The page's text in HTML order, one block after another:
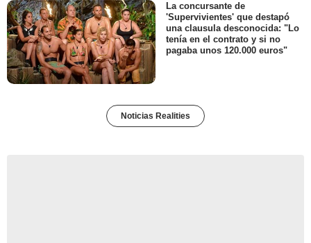
La concursante de
'Supervivientes' que destapó
una clausula desconocida: "Lo
tenía en el contrato y si no
pagaba unos 120.000 euros"
Noticias Realities